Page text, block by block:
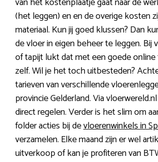
(het leggen) en en de overige kosten
materiaal. Kun jij goed klussen? Dan
de vloer in eigen beheer te leggen. Bij
of tapijt lukt dat met een goede
zelf. Wil je het toch uitbesteden?
tarieven van verschillende
provincie Gelderland. Via
direct regelen. Verder is het slim om
folder acties bij devloerenwinkels in
verzamelen. Elke maand zijn er wel
uitverkoop of kan je profiteren van